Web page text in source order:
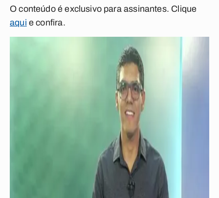
O conteúdo é exclusivo para assinantes. Clique
aqui e confira.